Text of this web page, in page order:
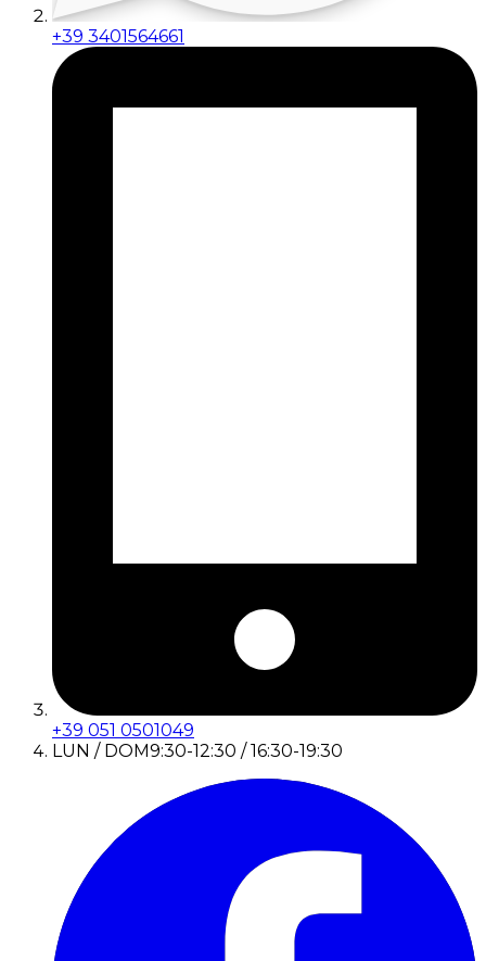
+39 3401564661
+39 051 0501049
LUN / DOM9:30-12:30 / 16:30-19:30